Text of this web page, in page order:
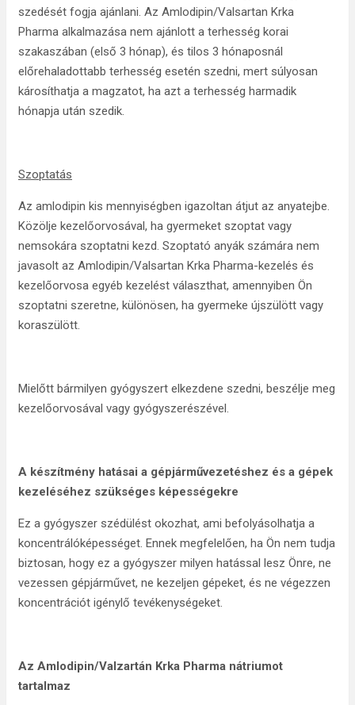
szedését fogja ajánlani. Az Amlodipin/Valsartan Krka
Pharma alkalmazása nem ajánlott a terhesség korai
szakaszában (első 3 hónap), és tilos 3 hónaposnál
előrehaladottabb terhesség esetén szedni, mert súlyosan
károsíthatja a magzatot, ha azt a terhesség harmadik
hónapja után szedik.
Szoptatás
Az amlodipin kis mennyiségben igazoltan átjut az anyatejbe.
Közölje kezelőorvosával, ha gyermeket szoptat vagy
nemsokára szoptatni kezd. Szoptató anyák számára nem
javasolt az Amlodipin/Valsartan Krka Pharma-kezelés és
kezelőorvosa egyéb kezelést választhat, amennyiben Ön
szoptatni szeretne, különösen, ha gyermeke újszülött vagy
koraszülött.
Mielőtt bármilyen gyógyszert elkezdene szedni, beszélje meg
kezelőorvosával vagy gyógyszerészével.
A készítmény hatásai a gépjárművezetéshez és a gépek
kezeléséhez szükséges képességekre
Ez a gyógyszer szédülést okozhat, ami befolyásolhatja a
koncentrálóképességet. Ennek megfelelően, ha Ön nem tudja
biztosan, hogy ez a gyógyszer milyen hatással lesz Önre, ne
vezessen gépjárművet, ne kezeljen gépeket, és ne végezzen
koncentrációt igénylő tevékenységeket.
Az Amlodipin/Valzartán Krka Pharma nátriumot
tartalmaz